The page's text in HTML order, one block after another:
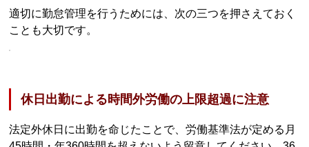
適切に勤怠管理を行うためには、次の三つを押さえておく
ことも大切です。
休日出勤による時間外労働の上限超過に注意
法定外休日に出勤を命じたことで、労働基準法が定める月